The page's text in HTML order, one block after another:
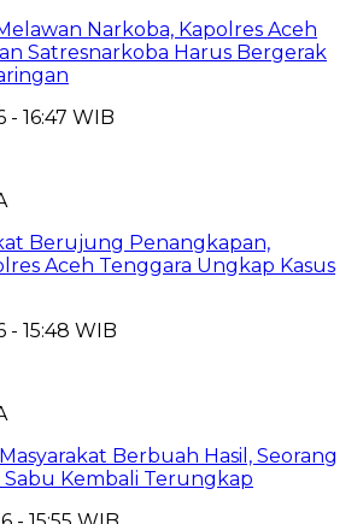
Narkoba, Kapolres Aceh
Satresnarkoba Harus Bergerak
- 16:47 WIB
Berujung Penangkapan,
Aceh Tenggara Ungkap Kasus
- 15:48 WIB
Berbuah Hasil, Seorang
Kembali Terungkap